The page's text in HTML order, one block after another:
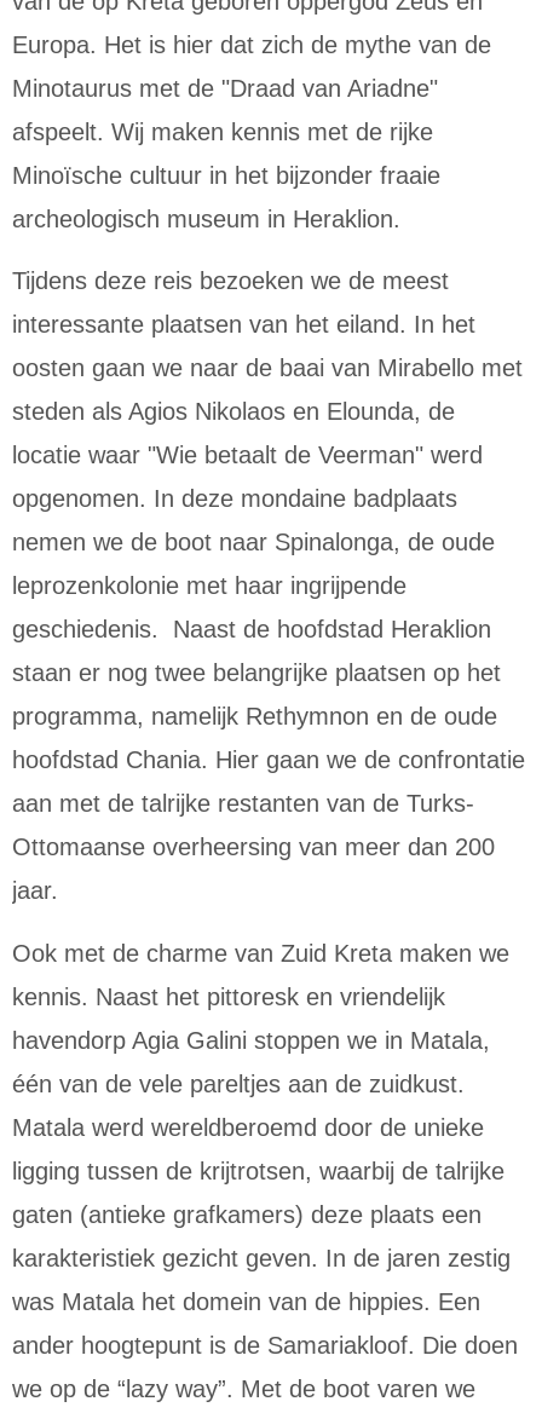
Europa. Het is hier dat zich de mythe van de
Minotaurus met de "Draad van Ariadne"
afspeelt. Wij maken kennis met de rijke
Minoïsche cultuur in het bijzonder fraaie
archeologisch museum in Heraklion.
Tijdens deze reis bezoeken we de meest
interessante plaatsen van het eiland. In het
oosten gaan we naar de baai van Mirabello met
steden als Agios Nikolaos en Elounda, de
locatie waar "Wie betaalt de Veerman" werd
opgenomen. In deze mondaine badplaats
nemen we de boot naar Spinalonga, de oude
leprozenkolonie met haar ingrijpende
geschiedenis. Naast de hoofdstad Heraklion
staan er nog twee belangrijke plaatsen op het
programma, namelijk Rethymnon en de oude
hoofdstad Chania. Hier gaan we de confrontatie
aan met de talrijke restanten van de Turks-
Ottomaanse overheersing van meer dan 200
jaar.
Ook met de charme van Zuid Kreta maken we
kennis. Naast het pittoresk en vriendelijk
havendorp Agia Galini stoppen we in Matala,
één van de vele pareltjes aan de zuidkust.
Matala werd wereldberoemd door de unieke
ligging tussen de krijtrotsen, waarbij de talrijke
gaten (antieke grafkamers) deze plaats een
karakteristiek gezicht geven. In de jaren zestig
was Matala het domein van de hippies. Een
ander hoogtepunt is de Samariakloof. Die doen
we op de “lazy way”. Met de boot varen we